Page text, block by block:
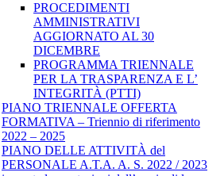
PROCEDIMENTI
AMMINISTRATIVI
AGGIORNATO AL 30
DICEMBRE
PROGRAMMA TRIENNALE
PER LA TRASPARENZA E L’
INTEGRITÀ (PTTI)
PIANO TRIENNALE OFFERTA
FORMATIVA – Triennio di riferimento
2022 – 2025
PIANO DELLE ATTIVITÀ del
PERSONALE A.T.A. A. S. 2022 / 2023